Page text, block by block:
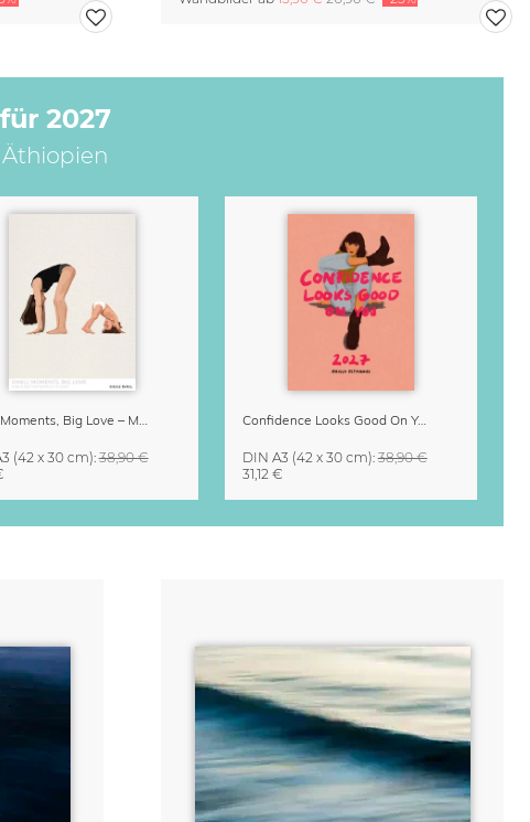
2027
Small Moments, Big Love – Mutterschaftskalender von Giselle Dekel
(42 x 30 cm):38,90 €
Confidence Looks Good On You Kalender 2027
DIN A3 (42 x 30 cm):38,90 €
31,12 €